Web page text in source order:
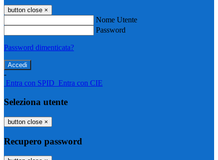
button close ×
Nome Utente
Password
Password dimenticata?
-
Entra con SPID Entra con CIE
Seleziona utente
button close ×
Recupero password